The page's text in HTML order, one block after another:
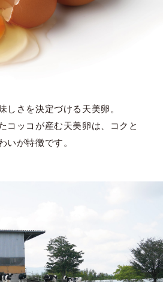
しさを決定づける天美卵。
コッコが産む天美卵は、コクと
いが特徴です。